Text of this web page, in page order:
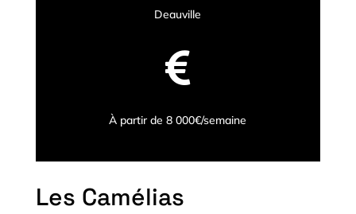
Deauville

À partir de 8 000€/semaine
Les Camélias